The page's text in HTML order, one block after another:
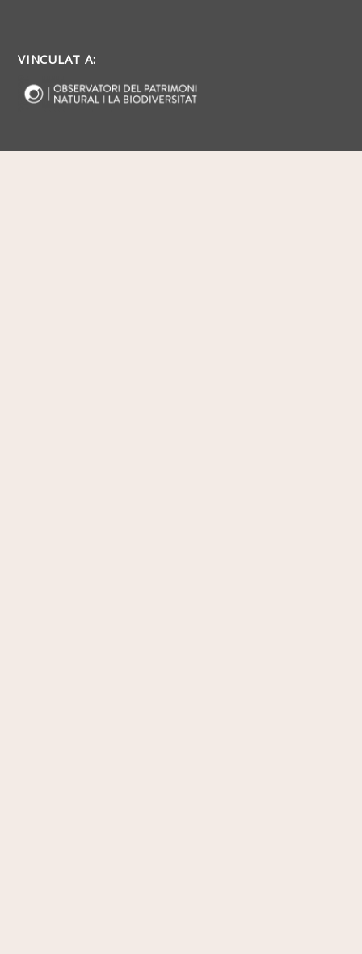
VINCULAT A: